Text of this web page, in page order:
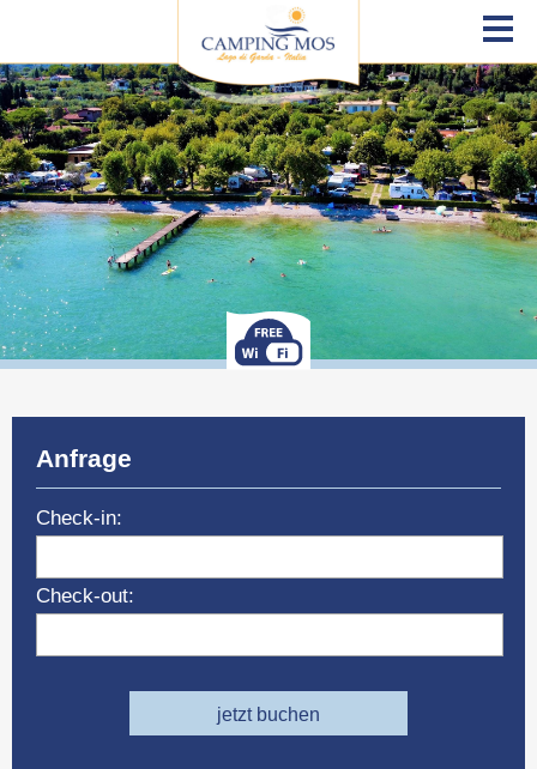
Anfrage
Check-in:
Check-out:
jetzt buchen